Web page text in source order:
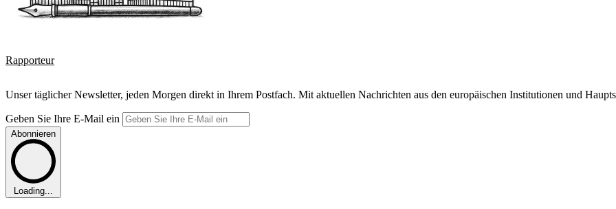
Rapporteur
Unser täglicher Newsletter, jeden Morgen direkt in Ihrem Postfach. Mit aktuellen Nachrichten aus den europäischen Institutionen und
Geben Sie Ihre E-Mail ein
Abonnieren
Loading...